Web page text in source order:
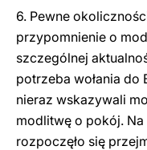
6. Pewne
przypomnienie o
szczególnej
potrzeba wołania do
nieraz wskazywali
modlitwę o pokój.
rozpoczęło się